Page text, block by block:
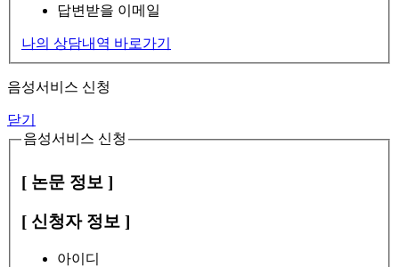
답변받을 이메일
나의 상담내역 바로가기
음성서비스 신청
닫기
음성서비스 신청
[ 논문 정보 ]
[ 신청자 정보 ]
아이디